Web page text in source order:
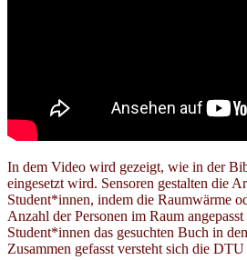
In dem Video wird gezeigt, wie in der
eingesetzt wird. Sensoren gestalten die
Student*innen, indem die Raumwärme
Anzahl der Personen im Raum
Student*innen das gesuchten Buch in
Zusammen gefasst versteht sich die